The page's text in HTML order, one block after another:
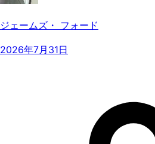
ジェームズ・ フォード
2026年7月31日